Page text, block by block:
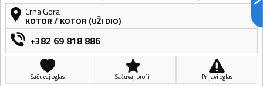
Crna Gora
KOTOR/ KOTOR (UŽI DIO)
+382 69 818 886
Sačuvaj oglas Sačuvaj profil Prijavi oglas